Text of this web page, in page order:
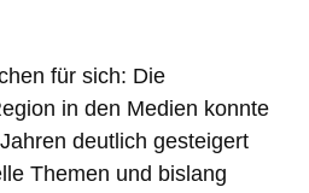
für sich: Die
in den Medien konnte
deutlich gesteigert
Themen und bislang